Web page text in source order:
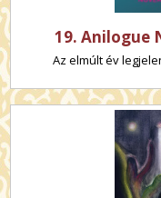
19. Anilogue
Az elmúlt év